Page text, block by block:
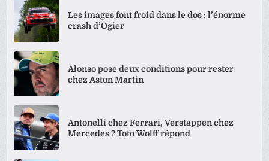
Les images font froid dans le dos : l’énorme
crash d’Ogier
Alonso pose deux conditions pour rester
chez Aston Martin
Antonelli chez Ferrari, Verstappen chez
Mercedes ? Toto Wolff répond